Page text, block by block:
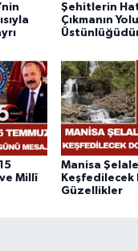
Şehitlerin
Çıkmanın
Millî
Manisa
Keşfedilecek
Güzellikler